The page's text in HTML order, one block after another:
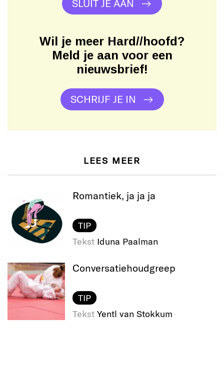
SLUIT JE AAN
Wil je meer Hard//hoofd?
Meld je aan voor een
nieuwsbrief!
SCHRIJF JE IN
LEES MEER
Romantiek, ja ja ja
TIP
Tekst Iduna Paalman
Conversatie​houdgreep
TIP
Tekst Yentl van Stokkum